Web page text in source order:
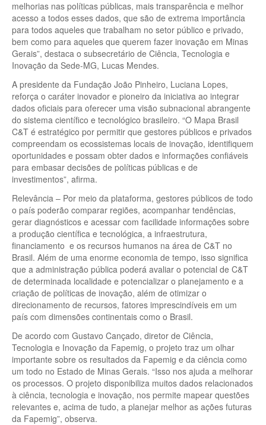
melhorias nas políticas públicas, mais transparência e melhor
acesso a todos esses dados, que são de extrema importância
para todos aqueles que trabalham no setor público e privado,
bem como para aqueles que querem fazer inovação em Minas
Gerais”, destaca o subsecretário de Ciência, Tecnologia e
Inovação da Sede-MG, Lucas Mendes.
A presidente da Fundação João Pinheiro, Luciana Lopes,
reforça o caráter inovador e pioneiro da iniciativa ao integrar
dados oficiais para oferecer uma visão subnacional abrangente
do sistema científico e tecnológico brasileiro. “O Mapa Brasil
C&T é estratégico por permitir que gestores públicos e privados
compreendam os ecossistemas locais de inovação, identifiquem
oportunidades e possam obter dados e informações confiáveis
para embasar decisões de políticas públicas e de
investimentos”, afirma.
Relevância – Por meio da plataforma, gestores públicos de todo
o país poderão comparar regiões, acompanhar tendências,
gerar diagnósticos e acessar com facilidade informações sobre
a produção científica e tecnológica, a infraestrutura,
financiamento e os recursos humanos na área de C&T no
Brasil. Além de uma enorme economia de tempo, isso significa
que a administração pública poderá avaliar o potencial de C&T
de determinada localidade e potencializar o planejamento e a
criação de políticas de inovação, além de otimizar o
direcionamento de recursos, fatores imprescindíveis em um
país com dimensões continentais como o Brasil.
De acordo com Gustavo Cançado, diretor de Ciência,
Tecnologia e Inovação da Fapemig, o projeto traz um olhar
importante sobre os resultados da Fapemig e da ciência como
um todo no Estado de Minas Gerais. “Isso nos ajuda a melhorar
os processos. O projeto disponibiliza muitos dados relacionados
à ciência, tecnologia e inovação, nos permite mapear questões
relevantes e, acima de tudo, a planejar melhor as ações futuras
da Fapemig”, observa.